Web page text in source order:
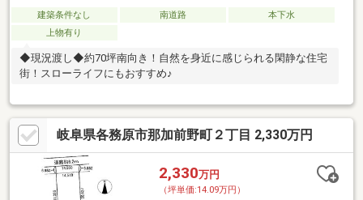
建築条件なし 南道路
本下水
上物有り
◆現況渡し◆約70坪南向き！自然を身近に感じられる閑静な住宅
街！スローライフにもおすすめ♪
岐阜県各務原市那加前野町２丁目 2,330万円
2,330万円
（坪単価:14.09万円）